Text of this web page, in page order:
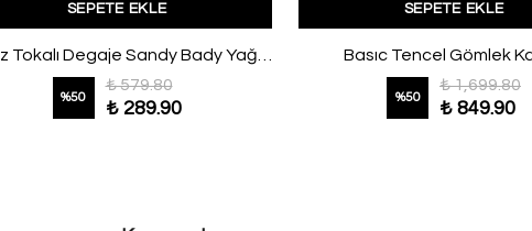
SEPETE EKLE
Omuz Tokalı Degaje Sandy Bady Yağ Yeşili
%50
₺ 579.80
₺ 289.90
SEPETE EKLE
Basıc Tencel Gömlek
%50
₺ 1,699.80
₺ 849.90